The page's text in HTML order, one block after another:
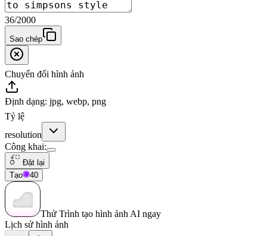
36/2000
Sao chép
Chuyển đổi hình ảnh
Định dạng: jpg, webp, png
Tỷ lệ
resolution
Công khai:
Đặt lại
Tạo
40
Thử Trình tạo hình ảnh AI ngay
Lịch sử hình ảnh